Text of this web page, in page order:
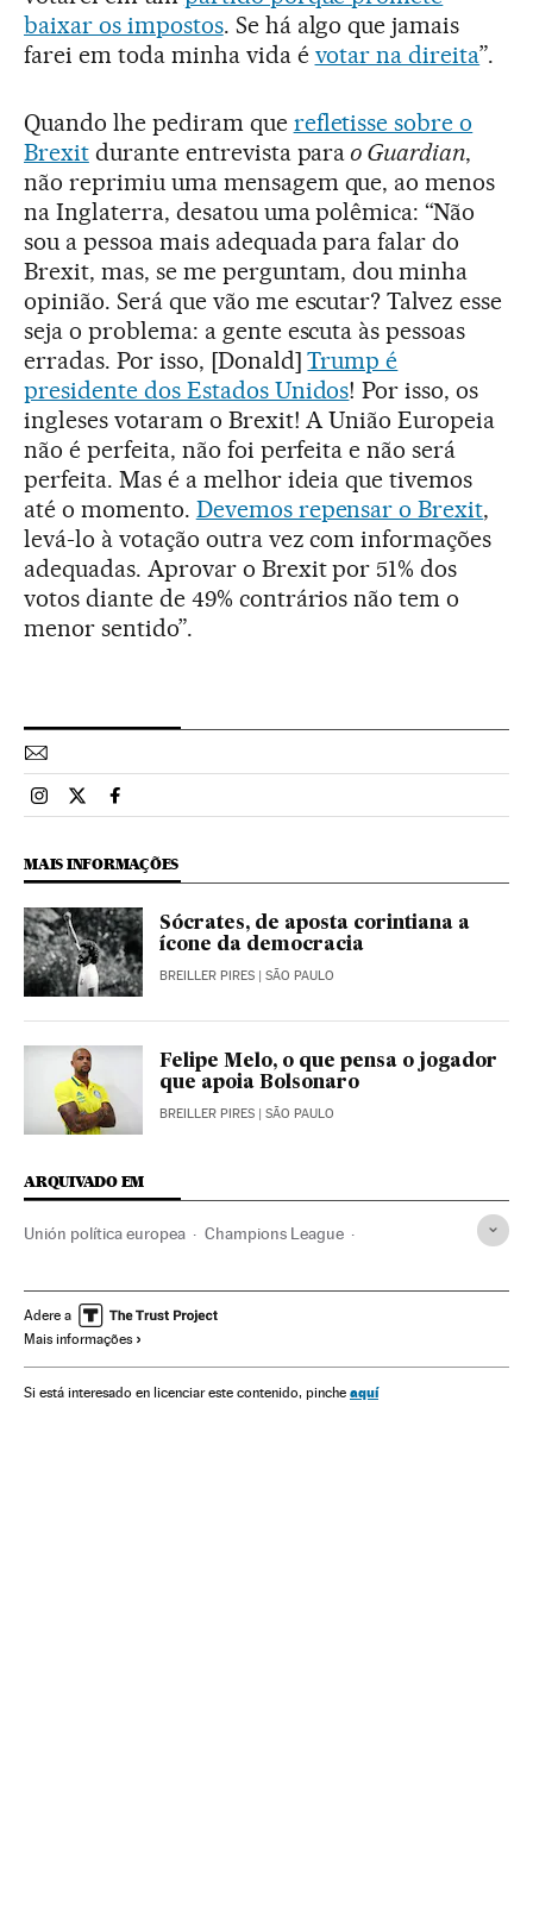
baixar os impostos. Se há algo que jamais
farei em toda minha vida é votar na direita”.
Quando lhe pediram que refletisse sobre o
Brexitdurante entrevista para o Guardian,
não reprimiu uma mensagem que, ao menos
na Inglaterra, desatou uma polêmica: “Não
sou a pessoa mais adequada para falar do
Brexit, mas, se me perguntam, dou minha
opinião. Será que vão me escutar? Talvez esse
seja o problema: a gente escuta às pessoas
erradas. Por isso, [Donald]Trump é
presidente dos Estados Unidos! Por isso, os
ingleses votaram o Brexit! A União Europeia
não é perfeita, não foi perfeita e não será
perfeita. Mas é a melhor ideia que tivemos
até o momento. Devemos repensar o Brexit,
levá-lo à votação outra vez com informações
adequadas. Aprovar o Brexit por 51% dos
votos diante de 49% contrários não tem o
menor sentido”.
Esportes El País Brasil en Instagram
Esportes El País Brasil en Twitter
Esportes El País Brasil en Facebook
MAIS INFORMAÇÕES
Sócrates, de aposta corintiana a
ícone da democracia
BREILLER PIRES | SÃO PAULO
Felipe Melo, o que pensa o jogador
que apoia Bolsonaro
BREILLER PIRES | SÃO PAULO
ARQUIVADO EM
Unión política europea Champions League
Referendo Futebol Times esportes
Competições
Esportes Organizações internacionais Europa
Adere a
Mais informações
Si está interesado en licenciar este contenido, pinche aquí